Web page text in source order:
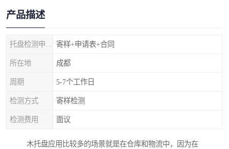
产品描述
寄样+申请表+合同
所在地 成都
周期 5-7个工作日
检测方式 寄样检测
检测费用 面议
木托盘应用比较多的场景就是在仓库和物流中，因为在